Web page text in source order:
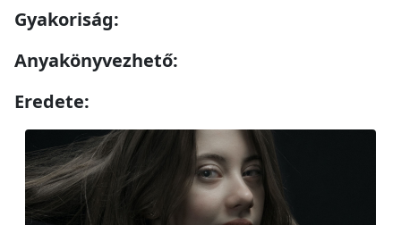
Gyakoriság:
Anyakönyvezhető:
Eredete: